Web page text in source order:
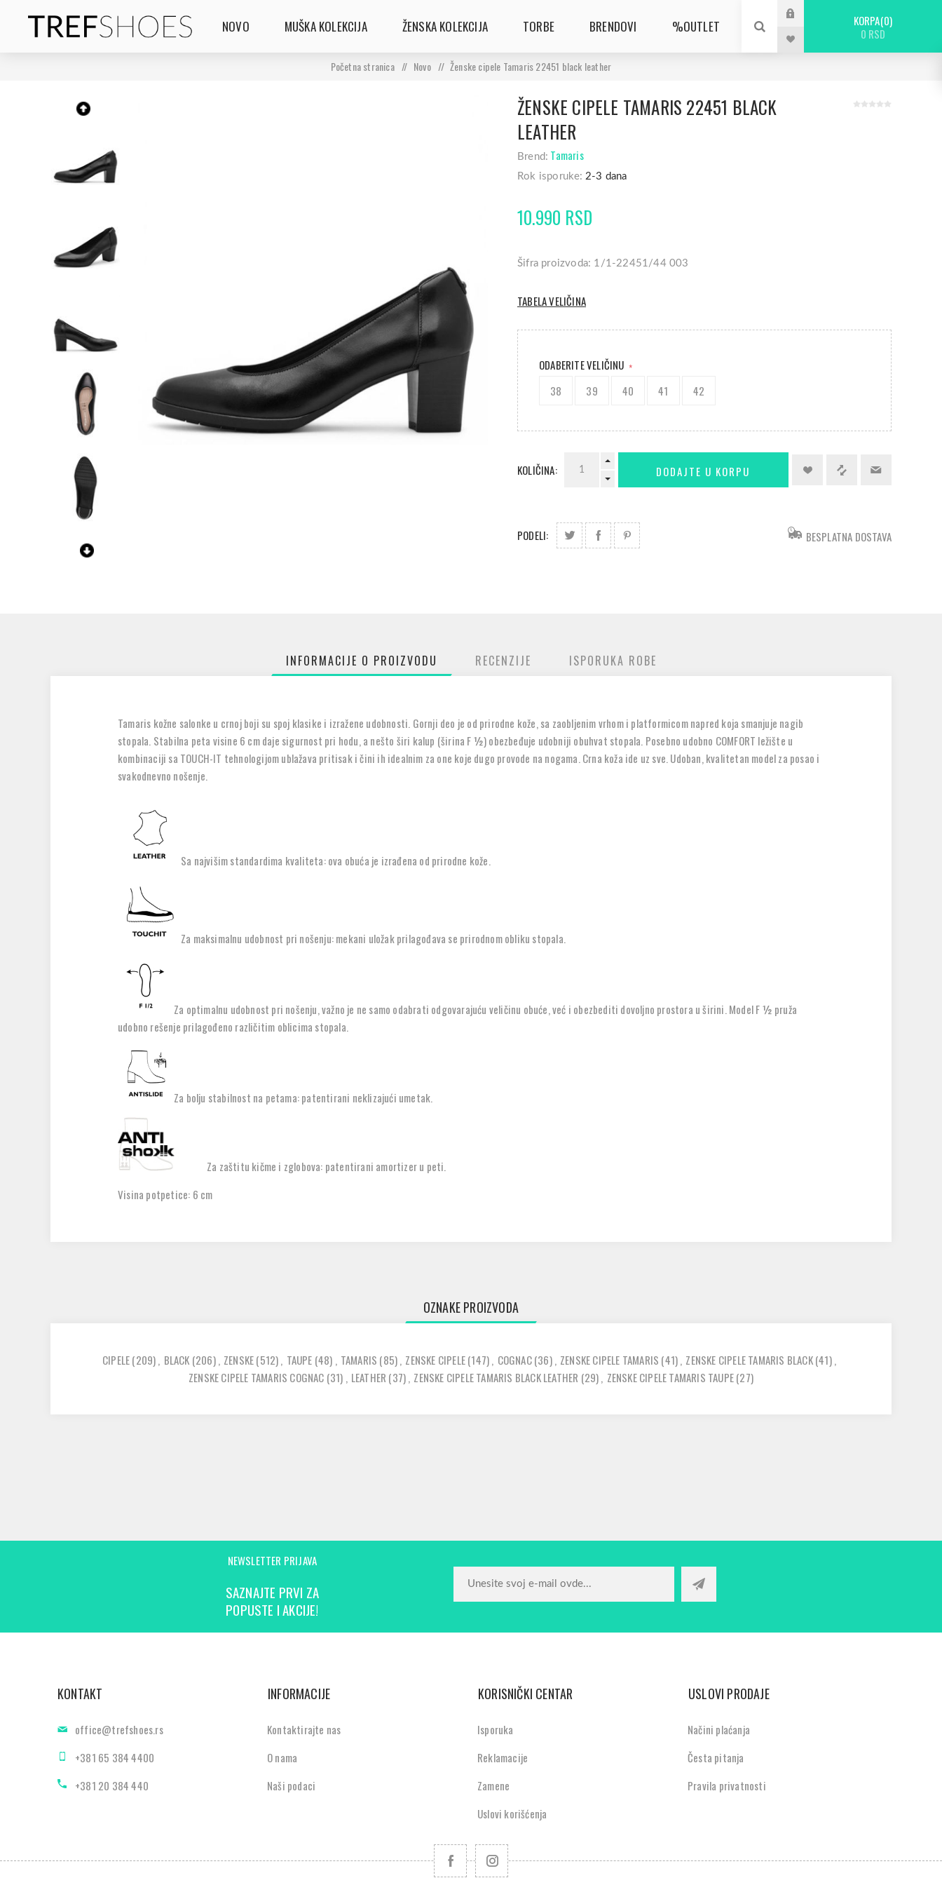
NOVO MUŠKA KOLEKCIJA ŽENSKA KOLEKCIJA TORBE BRENDOVI %OUTLET KORPA 0
0 RSD
Početna stranica / Novo / Ženske cipele Tamaris 22451 black leather
ŽENSKE CIPELE TAMARIS 22451 BLACK
LEATHER
Brend: Tamaris
Rok isporuke: 2-3 dana
10.990 RSD
Šifra proizvoda: 1/1-22451/44 003
TABELA VELIČINA
ODABERITE VELIČINU *
38 39 40 41 42
KOLIČINA:
PODELI: BESPLATNA DOSTAVA
INFORMACIJE O PROIZVODU RECENZIJE ISPORUKA ROBE
Tamaris kožne salonke u crnoj boji su spoj klasike i izražene udobnosti. Gornji deo je od prirodne kože, sa zaobljenim vrhom i platformicom napred koja smanjuje nagib
stopala. Stabilna peta visine 6 cm daje sigurnost pri hodu, a nešto širi kalup (širina F ½) obezbeđuje udobniji obuhvat stopala. Posebno udobno COMFORT ležište u
kombinaciji sa TOUCH-IT tehnologijom ublažava pritisak i čini ih idealnim za one koje dugo provode na nogama. Crna koža ide uz sve. Udoban, kvalitetan model za posao i
svakodnevno nošenje.
Sa najvišim standardima kvaliteta: ova obuća je izrađena od prirodne kože.
Za maksimalnu udobnost pri nošenju: mekani uložak prilagođava se prirodnom obliku stopala.
Za optimalnu udobnost pri nošenju, važno je ne samo odabrati odgovarajuću veličinu obuće, već i obezbediti dovoljno prostora u širini. Model F ½ pruža
udobno rešenje prilagođeno različitim oblicima stopala.
Za bolju stabilnost na petama: patentirani neklizajući umetak.
Za zaštitu kičme i zglobova: patentirani amortizer u peti.
Visina potpetice: 6 cm
OZNAKE PROIZVODA
CIPELE(209), BLACK (206), ZENSKE(512), TAUPE (48) , TAMARIS (85), ZENSKE CIPELE(147), COGNAC(36), ZENSKE CIPELE TAMARIS (41), ZENSKE CIPELE TAMARIS BLACK(41),
ZENSKE CIPELE TAMARIS COGNAC (31) , LEATHER (37), ZENSKE CIPELE TAMARIS BLACK LEATHER (29), ZENSKE CIPELE TAMARIS TAUPE(27)
NEWSLETTER PRIJAVA
SAZNAJTE PRVI ZA
POPUSTE I AKCIJE!
KONTAKT
office@trefshoes.rs
+381 65 384 4400
+381 20 384 440
INFORMACIJE
Kontaktirajte nas
O nama
Naši podaci
KORISNIČKI CENTAR
Isporuka
Reklamacije
Zamene
Uslovi korišćenja
USLOVI PRODAJE
Načini plaćanja
Česta pitanja
Pravila privatnosti